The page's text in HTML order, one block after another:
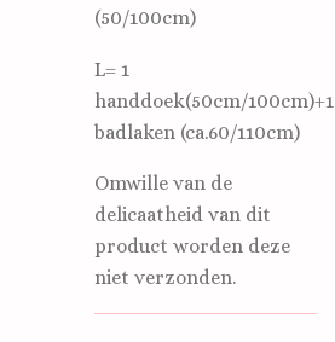
(50/100cm)
L= 1
handdoek(50cm/100cm)+1
badlaken (ca.60/110cm)
Omwille van de
delicaatheid van dit
product worden deze
niet verzonden.